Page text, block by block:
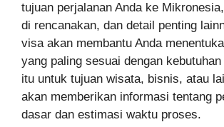
tujuan perjalanan Anda ke
di rencanakan, dan detail penting
visa akan membantu Anda
yang paling sesuai dengan
itu untuk tujuan wisata, bisnis, atau
akan memberikan informasi tentang
dasar dan estimasi waktu proses.